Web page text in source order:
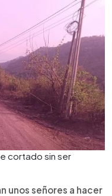
cortado sin ser
unos señores a hacer